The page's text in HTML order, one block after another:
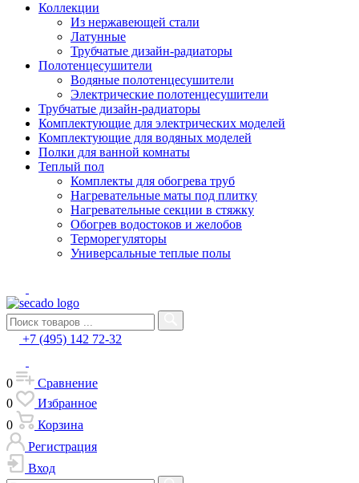
Коллекции
Из нержавеющей стали
Латунные
Трубчатые дизайн-радиаторы
Полотенцесушители
Водяные полотенцесушители
Электрические полотенцесушители
Трубчатые дизайн-радиаторы
Комплектующие для электрических моделей
Комплектующие для водяных моделей
Полки для ванной комнаты
Теплый пол
Комплекты для обогрева труб
Нагревательные маты под плитку
Нагревательные секции в стяжку
Обогрев водостоков и желобов
Терморегуляторы
Универсальные теплые полы
+7 (495) 142 72-32
0
Сравнение
0
Избранное
0
Корзина
Регистрация
Вход